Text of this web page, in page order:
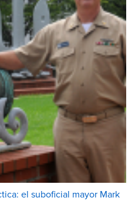
el suboficial mayor Mark